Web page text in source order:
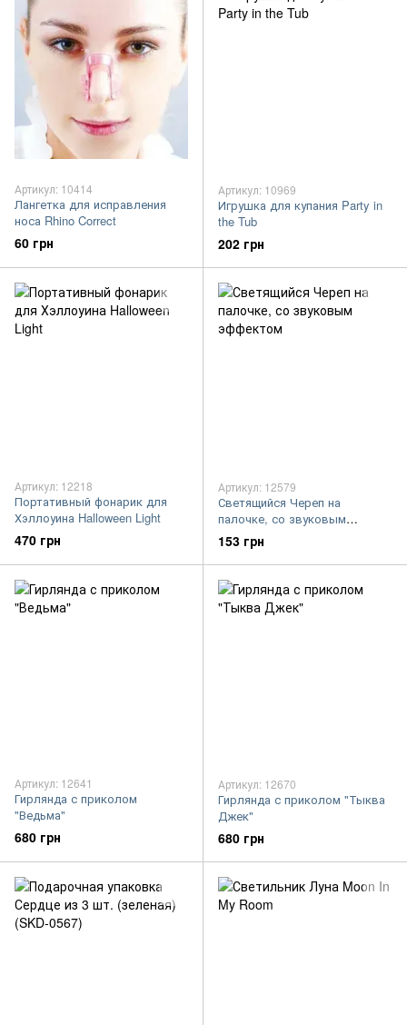
Артикул: 10414
Лангетка для исправления
носа Rhino Correct
60 грн
Артикул: 10969
Игрушка для купания Party in
the Tub
202 грн
Артикул: 12218
Портативный фонарик для
Хэллоуина Halloween Light
470 грн
Артикул: 12579
Светящийся Череп на
палочке, со звуковым
эффектом
153 грн
Артикул: 12641
Гирлянда с приколом
"Ведьма"
680 грн
Артикул: 12670
Гирлянда с приколом "Тыква
Джек"
680 грн